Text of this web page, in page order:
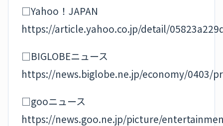
□Yahoo！JAPAN
https://article.yahoo.co.jp/detail/
□BIGLOBEニュース
https://news.biglobe.ne.jp/economy/0403/
□gooニュース
https://news.goo.ne.jp/picture/